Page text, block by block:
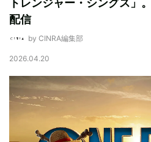
トレンジャー・シングス
配信
by CINRA編集部
2026.04.20